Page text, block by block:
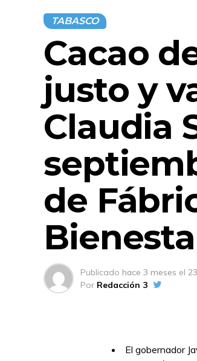
TABASCO
Cacao
justo y
Claudia
de
Publicado hace 3 meses el
Por Redacción 3
El gobernador